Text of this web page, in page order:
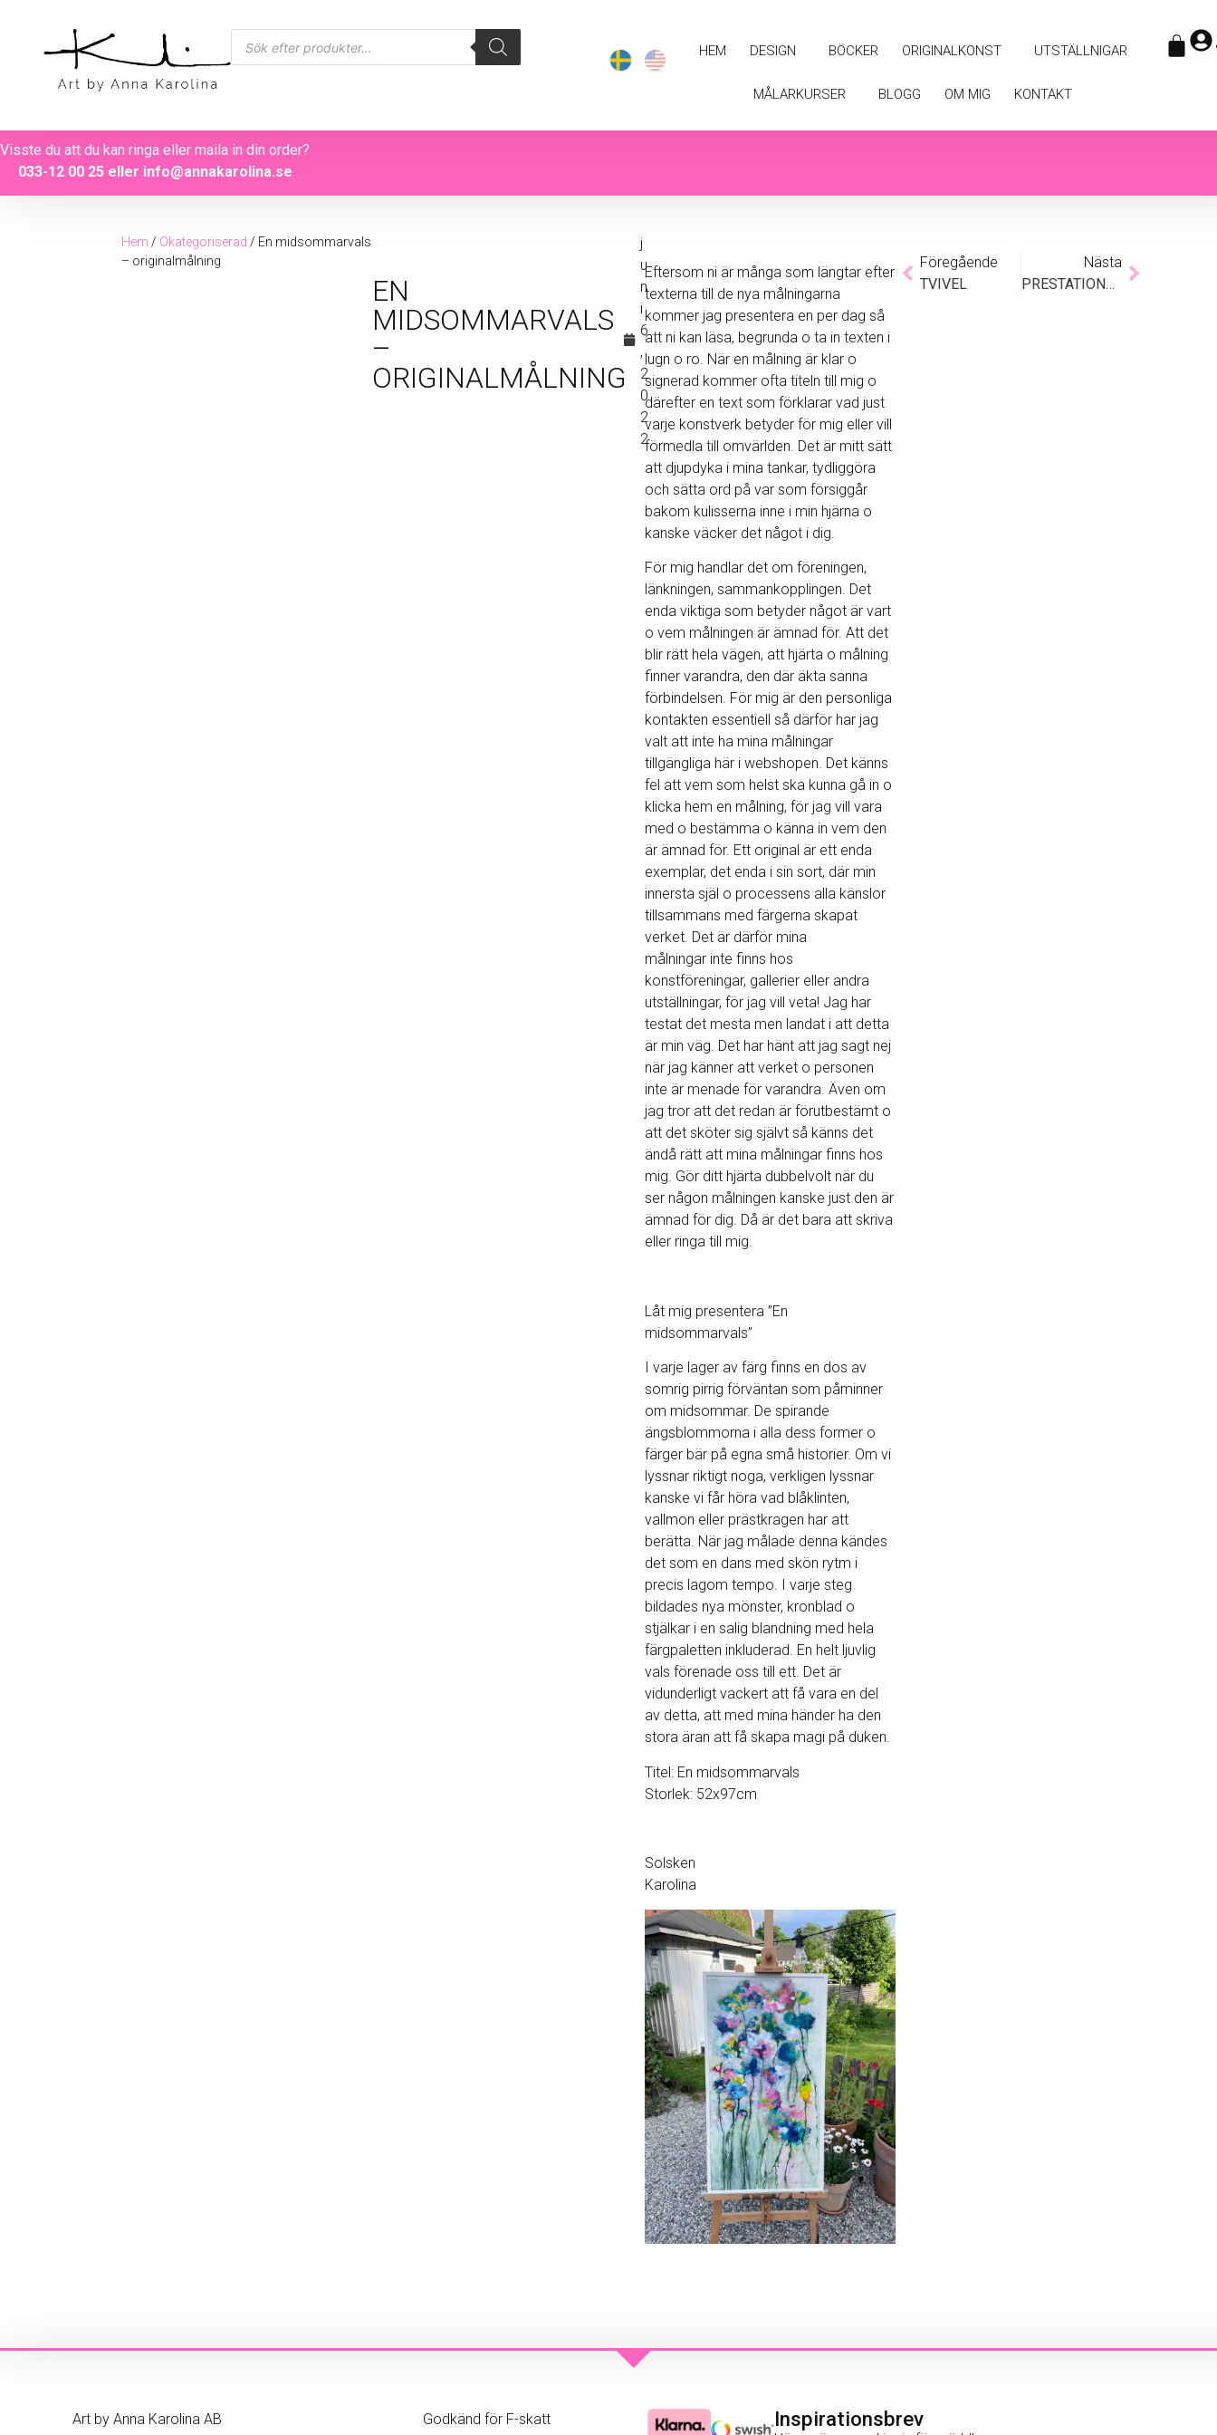
HEM DESIGN BÖCKER ORIGINALKONST UTSTÄLLNIGAR
MÅLARKURSER BLOGG OM MIG KONTAKT
Visste du att du kan ringa eller maila in din order?
033-12 00 25eller info@annakarolina.se
Hem / Okategoriserad / En midsommarvals
– originalmålning
EN
MIDSOMMARVALS
–
ORIGINALMÅLNING
j
u
n
i
6
,
2
0
2
2
Eftersom ni är många som längtar efter
texterna till de nya målningarna
kommer jag presentera en per dag så
att ni kan läsa, begrunda o ta in texten i
lugn o ro. När en målning är klar o
signerad kommer ofta titeln till mig o
därefter en text som förklarar vad just
varje konstverk betyder för mig eller vill
förmedla till omvärlden. Det är mitt sätt
att djupdyka i mina tankar, tydliggöra
och sätta ord på var som försiggår
bakom kulisserna inne i min hjärna o
kanske väcker det något i dig.
För mig handlar det om föreningen,
länkningen, sammankopplingen. Det
enda viktiga som betyder något är vart
o vem målningen är ämnad för. Att det
blir rätt hela vägen, att hjärta o målning
finner varandra, den där äkta sanna
förbindelsen. För mig är den personliga
kontakten essentiell så därför har jag
valt att inte ha mina målningar
tillgängliga här i webshopen. Det känns
fel att vem som helst ska kunna gå in o
klicka hem en målning, för jag vill vara
med o bestämma o känna in vem den
är ämnad för. Ett original är ett enda
exemplar, det enda i sin sort, där min
innersta själ o processens alla känslor
tillsammans med färgerna skapat
verket. Det är därför mina
målningar inte finns hos
konstföreningar, gallerier eller andra
utställningar, för jag vill veta! Jag har
testat det mesta men landat i att detta
är min väg. Det har hänt att jag sagt nej
när jag känner att verket o personen
inte är menade för varandra. Även om
jag tror att det redan är förutbestämt o
att det sköter sig självt så känns det
ändå rätt att mina målningar finns hos
mig. Gör ditt hjärta dubbelvolt när du
ser någon målningen kanske just den är
ämnad för dig. Då är det bara att skriva
eller ringa till mig.
Låt mig presentera ”En
midsommarvals”
I varje lager av färg finns en dos av
somrig pirrig förväntan som påminner
om midsommar. De spirande
ängsblommorna i alla dess former o
färger bär på egna små historier. Om vi
lyssnar riktigt noga, verkligen lyssnar
kanske vi får höra vad blåklinten,
vallmon eller prästkragen har att
berätta. När jag målade denna kändes
det som en dans med skön rytm i
precis lagom tempo. I varje steg
bildades nya mönster, kronblad o
stjälkar i en salig blandning med hela
färgpaletten inkluderad. En helt ljuvlig
vals förenade oss till ett. Det är
vidunderligt vackert att få vara en del
av detta, att med mina händer ha den
stora äran att få skapa magi på duken.
Titel: En midsommarvals
Storlek: 52x97cm
Solsken
Karolina
Föregående
TVIVEL
Nästa
PRESTATIONSÅNGEST?
Art by Anna Karolina AB
Godkänd för F-skatt
Inspirationsbrev